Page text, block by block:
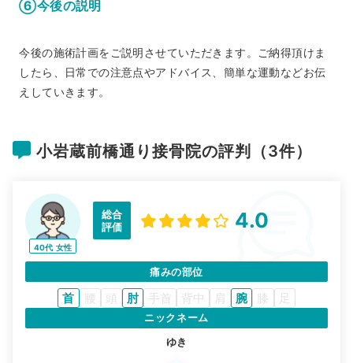
⑥今後の説明
今後の施術計画をご説明させていただきます。ご納得頂けま
したら、日常での注意点やアドバイス、簡単な運動などお伝
えしていきます。
小岩蔵前橋通り接骨院の評判（3件）
40代 女性
総合
評価
4.0
痛みの部位
首 腰 頭 肘 手首 背中 肩 腕 膝 足
ニックネーム
ゆき